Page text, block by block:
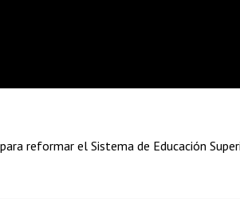
reformar el Sistema de Educación